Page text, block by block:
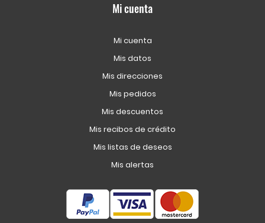
Mi cuenta
Mi cuenta
Mis datos
Mis direcciones
Mis pedidos
Mis descuentos
Mis recibos de crédito
Mis listas de deseos
Mis alertas